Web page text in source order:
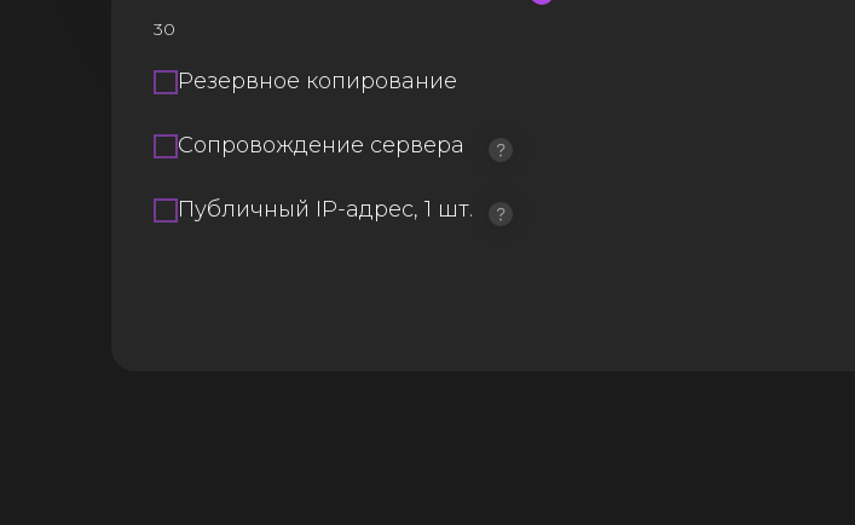
30
Резервное копирование
Сопровождение сервера
Публичный IP-адрес, 1 шт.